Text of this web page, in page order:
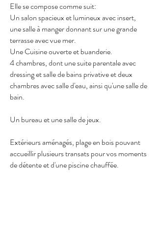
Elle se compose comme suit:
Un salon spacieux et lumineux avec insert,
une salle à manger donnant sur une grande
terrasse avec vue mer.
Une Cuisine ouverte et buanderie.
4 chambres, dont une suite parentale avec
dressing et salle de bains privative et deux
chambres avec salle d'eau, ainsi qu'une salle de
bain.
Un bureau et une salle de jeux.
Extérieurs aménagés, plage en bois pouvant
accueillir plusieurs transats pour vos moments
de détente et d'une piscine chauffée.